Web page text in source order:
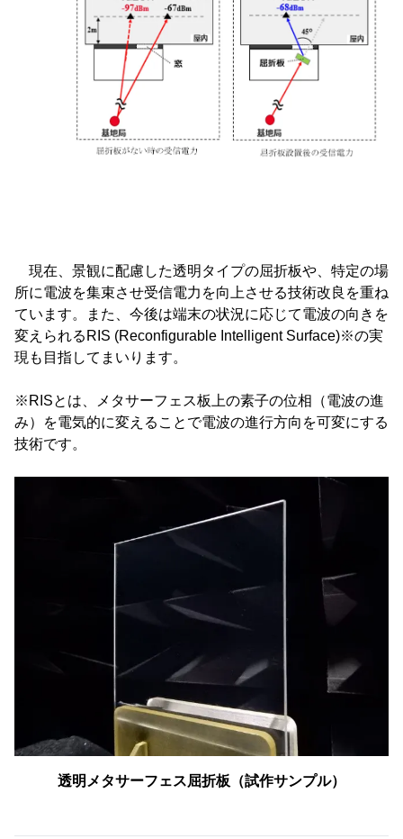
現在、景観に配慮した透明タイプの屈折板や、特定の場
所に電波を集束させ受信電力を向上させる技術改良を重ね
ています。また、今後は端末の状況に応じて電波の向きを
変えられるRIS (Reconfigurable Intelligent Surface)※の実
現も目指してまいります。
※RISとは、メタサーフェス板上の素子の位相（電波の進
み）を電気的に変えることで電波の進行方向を可変にする
技術です。
透明メタサーフェス屈折板（試作サンプル）